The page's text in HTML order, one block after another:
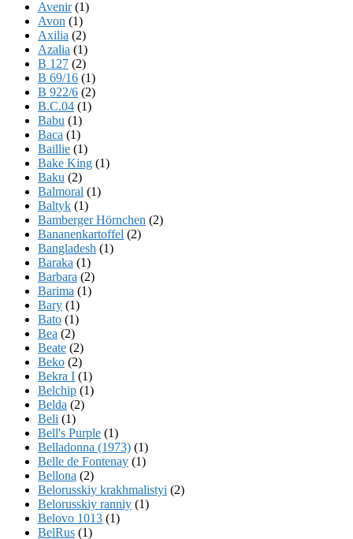
Avenir(1)
Avon (1)
Axilia (2)
Azalia (1)
B 127 (2)
B 69/16 (1)
B 922/6 (2)
B.C.04 (1)
Babu (1)
Baca (1)
Baillie (1)
Bake King (1)
Baku (2)
Balmoral (1)
Baltyk (1)
Bamberger Hörnchen (2)
Bananenkartoffel (2)
Bangladesh (1)
Baraka (1)
Barbara (2)
Barima (1)
Bary (1)
Bato (1)
Bea (2)
Beate (2)
Beko (2)
Bekra I (1)
Belchip (1)
Belda (2)
Beli (1)
Bell's Purple (1)
Belladonna (1973) (1)
Belle de Fontenay (1)
Bellona (2)
Belorusskiy krakhmalistyi (2)
Belorusskiy ranniy (1)
Belovo 1013 (1)
BelRus (1)